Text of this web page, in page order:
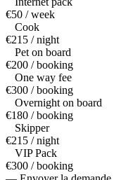
€50 / week
Cook
€215 / night
Pet on board
€200 / booking
One way fee
€300 / booking
Overnight on board
€180 / booking
Skipper
€215 / night
VIP Pack
€300 / booking